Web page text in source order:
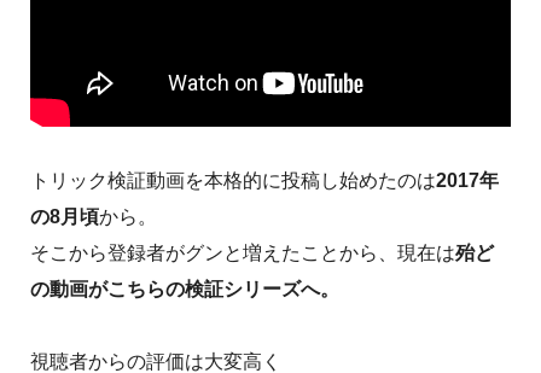
トリック検証動画を本格的に投稿し始めたのは2017年
の8月頃から。
そこから登録者がグンと増えたことから、現在は殆ど
の動画がこちらの検証シリーズへ。
視聴者からの評価は大変高く